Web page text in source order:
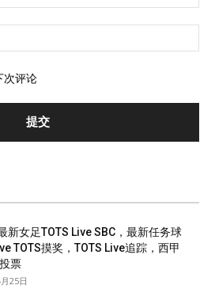
次评论
新女足TOTS Live SBC，最新任务球
TOTS摸奖，TOTS Live追踪，西甲
票
25日